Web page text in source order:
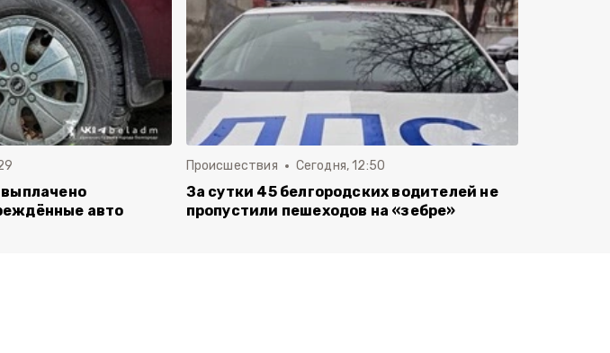
авто
Происшествия Сегодня, 12:50
За сутки 45 белгородских водителей не
пропустили пешеходов на «зебре»